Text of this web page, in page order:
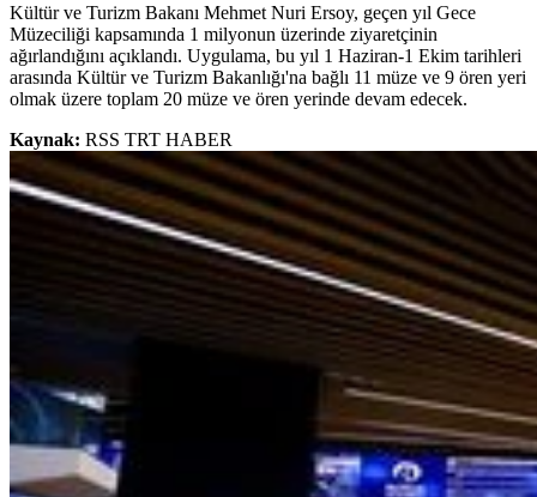
Kültür ve Turizm Bakanı Mehmet Nuri Ersoy, geçen yıl Gece
Müzeciliği kapsamında 1 milyonun üzerinde ziyaretçinin
ağırlandığını açıklandı. Uygulama, bu yıl 1 Haziran-1 Ekim tarihleri
arasında Kültür ve Turizm Bakanlığı'na bağlı 11 müze ve 9 ören yeri
olmak üzere toplam 20 müze ve ören yerinde devam edecek.
Kaynak: RSS TRT HABER